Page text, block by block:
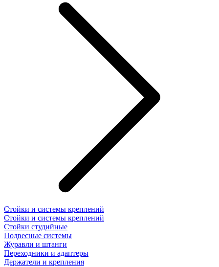
Стойки и системы креплений
Стойки и системы креплений
Стойки студийные
Подвесные системы
Журавли и штанги
Переходники и адаптеры
Держатели и крепления